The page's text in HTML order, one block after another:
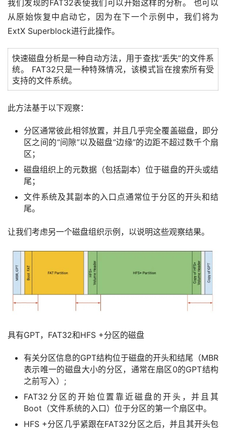
我们发现的FAT32表使我们可以开始这样的分析。 也可以
从原始恢复中启动它，因为在下一个示例中，我们将为
ExtX Superblock进行此操作。
快速磁盘分析是一种自动方法，用于查找“丢失”的文件系
统。 FAT32只是一种特殊情况，该模式旨在搜索所有受
支持的文件系统。
此方法基于以下观察：
分区通常彼此相邻放置，并且几乎完全覆盖磁盘，即分
区之间的“间隙”以及磁盘“边缘”的边距不超过数千个扇
区；
磁盘组织上的元数据（包括副本）位于磁盘的开头或结
尾；
文件系统及其副本的入口点通常位于分区的开头和结
尾。
让我们考虑另一个磁盘组织示例，以说明这些观察结果。
具有GPT，FAT32和HFS +分区的磁盘
有关分区信息的GPT结构位于磁盘的开头和结尾（MBR
表示唯一的磁盘大小的分区，通常在扇区0的GPT结构
之前写入）;
FAT32分区的开始位置靠近磁盘的开头，并且其
Boot（文件系统的入口）位于分区的第一个扇区中。
HFS +分区几乎紧跟在FAT32分区之后，并且其开头包